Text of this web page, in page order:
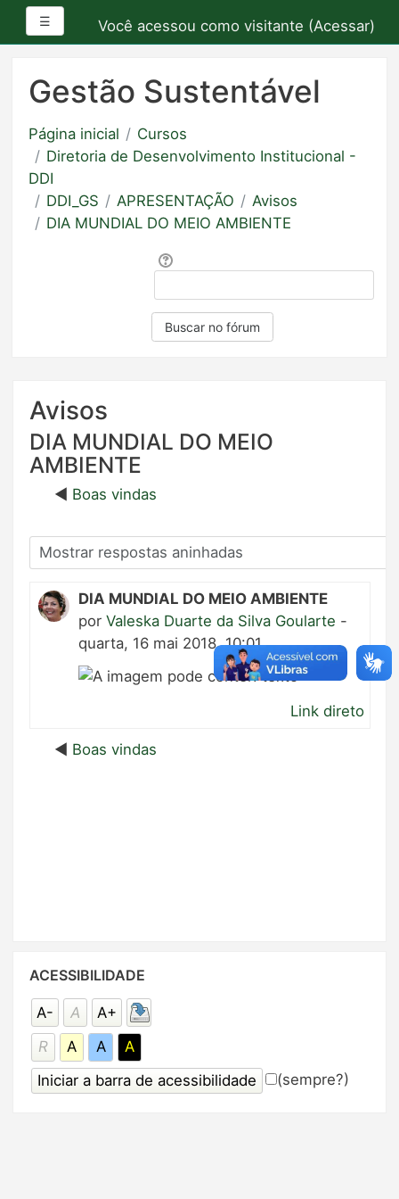
principal
☰ Painel lateralVocê acessou como visitante (Acessar)
Gestão Sustentável
Página inicial
Cursos
Diretoria de Desenvolvimento Institucional -
DDI
DDI_GS
APRESENTAÇÃO
Avisos
DIA MUNDIAL DO MEIO AMBIENTE
Buscar
Buscar no fórum
Avisos
DIA MUNDIAL DO MEIO
AMBIENTE
Boas vindas
DIA MUNDIAL DO MEIO AMBIENTE
por Valeska Duarte da Silva Goularte -
quarta, 16 mai 2018, 10:01
Link direto
Boas vindas
Acessibilidade
ACESSIBILIDADE
A- A
A+
R
A A
A
(sempre?)